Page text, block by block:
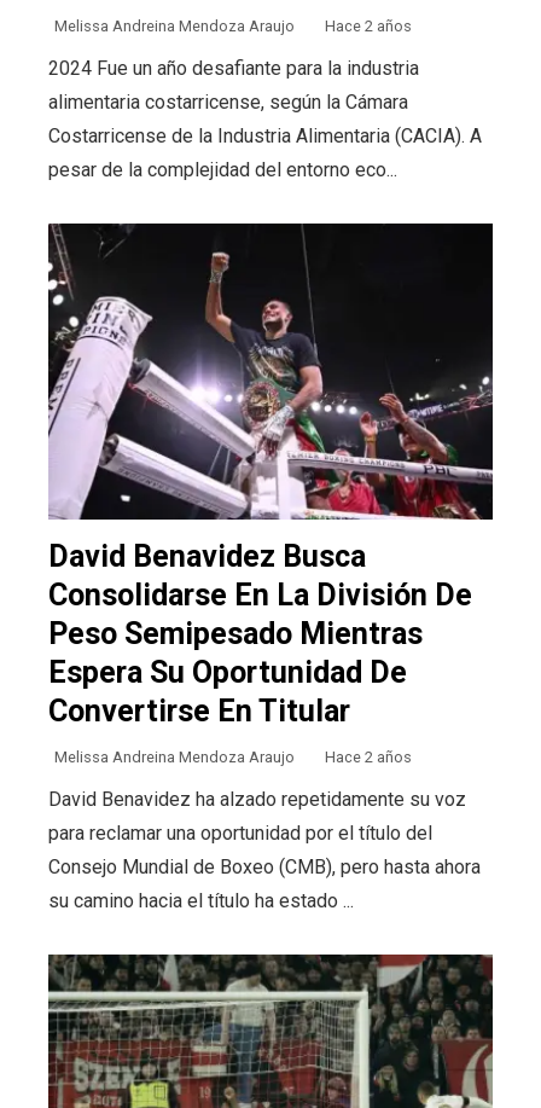
Melissa Andreina Mendoza Araujo Hace 2 años
2024 Fue un año desafiante para la industria
alimentaria costarricense, según la Cámara
Costarricense de la Industria Alimentaria (CACIA). A
pesar de la complejidad del entorno eco...
David Benavidez Busca
Consolidarse En La División De
Peso Semipesado Mientras
Espera Su Oportunidad De
Convertirse En Titular
Melissa Andreina Mendoza Araujo Hace 2 años
David Benavidez ha alzado repetidamente su voz
para reclamar una oportunidad por el título del
Consejo Mundial de Boxeo (CMB), pero hasta ahora
su camino hacia el título ha estado ...